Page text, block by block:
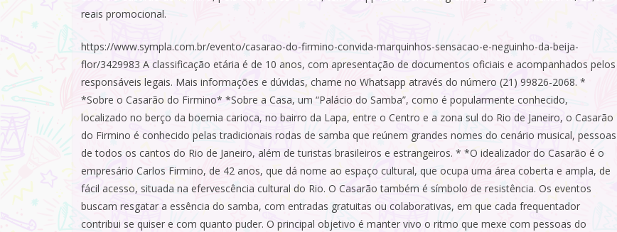
reais promocional.
https://www.sympla.com.br/evento/casarao-do-firmino-convida-marquinhos-sensacao-e-neguinho-da-beija-
flor/3429983 A classificação etária é de 10 anos, com apresentação de documentos oficiais e acompanhados pelos
responsáveis legais. Mais informações e dúvidas, chame no Whatsapp através do número (21) 99826-2068. *
*Sobre o Casarão do Firmino* *Sobre a Casa, um “Palácio do Samba”, como é popularmente conhecido,
localizado no berço da boemia carioca, no bairro da Lapa, entre o Centro e a zona sul do Rio de Janeiro, o Casarão
do Firmino é conhecido pelas tradicionais rodas de samba que reúnem grandes nomes do cenário musical, pessoas
de todos os cantos do Rio de Janeiro, além de turistas brasileiros e estrangeiros. * *O idealizador do Casarão é o
empresário Carlos Firmino, de 42 anos, que dá nome ao espaço cultural, que ocupa uma área coberta e ampla, de
fácil acesso, situada na efervescência cultural do Rio. O Casarão também é símbolo de resistência. Os eventos
buscam resgatar a essência do samba, com entradas gratuitas ou colaborativas, em que cada frequentador
contribui se quiser e com quanto puder. O principal objetivo é manter vivo o ritmo que mexe com pessoas do